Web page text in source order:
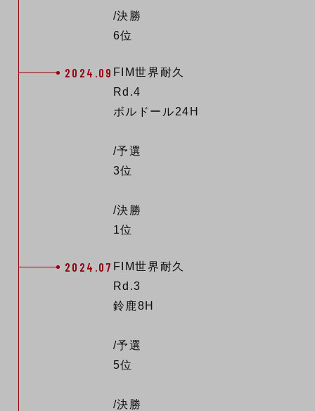
/決勝
6位
2024.09 FIM世界耐久
Rd.4
ボルドール24H
/予選
3位
/決勝
1位
2024.07 FIM世界耐久
Rd.3
鈴鹿8H
/予選
5位
/決勝